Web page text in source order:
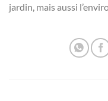
jardin, mais aussi